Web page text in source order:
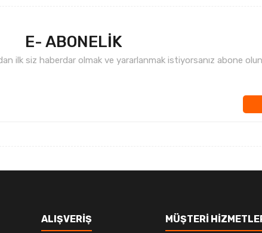
E- ABONELİK
ilk siz haberdar olmak ve yararlanmak istiyorsanız abone
ALIŞVERİŞ MÜŞTERİ